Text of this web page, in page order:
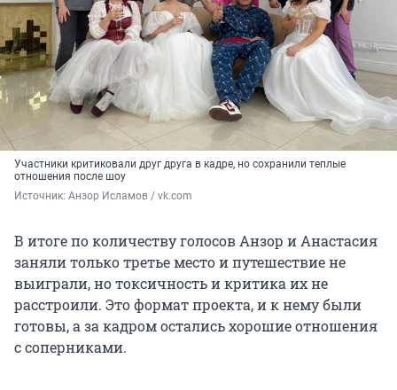
Участники критиковали друг друга в кадре, но сохранили теплые
отношения после шоу
Источник: Анзор Исламов / vk.com
В итоге по количеству голосов Анзор и Анастасия
заняли только третье место и путешествие не
выиграли, но токсичность и критика их не
расстроили. Это формат проекта, и к нему были
готовы, а за кадром остались хорошие отношения
с соперниками.